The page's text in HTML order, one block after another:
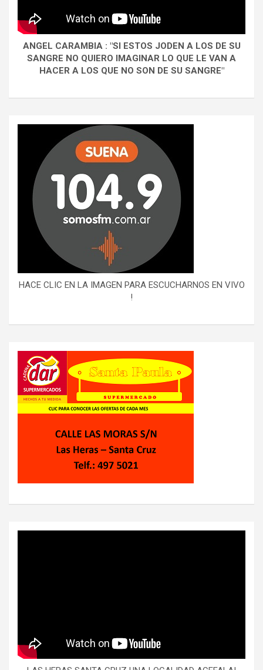
ANGEL CARAMBIA : "SI ESTOS JODEN A LOS DE SU
SANGRE NO QUIERO IMAGINAR LO QUE LE VAN A
HACER A LOS QUE NO SON DE SU SANGRE"
HACE CLIC EN LA IMAGEN PARA ESCUCHARNOS EN VIVO
!